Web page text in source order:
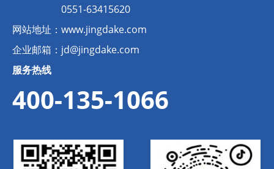
0551-63415620
网站地址： www.jingdake.com
企业邮箱： jd@jingdake.com
服务热线
400-135-1066